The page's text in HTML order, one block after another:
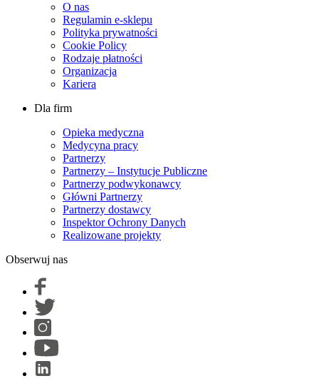
O nas
Regulamin e-sklepu
Polityka prywatności
Cookie Policy
Rodzaje płatności
Organizacja
Kariera
Dla firm
Opieka medyczna
Medycyna pracy
Partnerzy
Partnerzy – Instytucje Publiczne
Partnerzy podwykonawcy
Główni Partnerzy
Partnerzy dostawcy
Inspektor Ochrony Danych
Realizowane projekty
Obserwuj nas